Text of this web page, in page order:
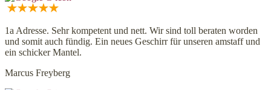
1a Adresse. Sehr kompetent und nett. Wir sind toll beraten worden
und somit auch fündig. Ein neues Geschirr für unseren amstaff und
ein schicker Mantel.
Marcus Freyberg